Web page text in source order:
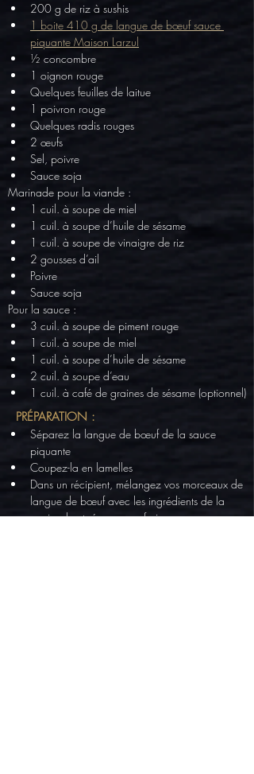
200 g de riz à sushis
1 boite 410 g de langue de bœuf sauce
piquante Maison Larzul
½ concombre
1 oignon rouge
Quelques feuilles de laitue
1 poivron rouge
Quelques radis rouges
2 œufs
Sel, poivre
Sauce soja
Marinade pour la viande :
1 cuil. à soupe de miel
1 cuil. à soupe d’huile de sésame
1 cuil. à soupe de vinaigre de riz
2 gousses d’ail
Poivre
Sauce soja
Pour la sauce :
3 cuil. à soupe de piment rouge
1 cuil. à soupe de miel
1 cuil. à soupe d’huile de sésame
2 cuil. à soupe d’eau
1 cuil. à café de graines de sésame (optionnel)
PRÉPARATION :
Séparez la langue de bœuf de la sauce
piquante
Coupez-la en lamelles
Dans un récipient, mélangez vos morceaux de
langue de bœuf avec les ingrédients de la
marinade et réservez au frais